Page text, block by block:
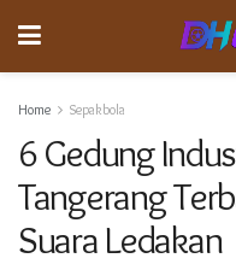
Home Sepakbola
6 Gedung
Tangerang
Suara Ledakan